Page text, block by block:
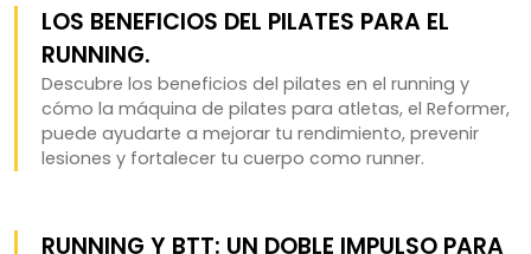
LOS BENEFICIOS DEL PILATES PARA EL
RUNNING.
Descubre los beneficios del pilates en el running y
cómo la máquina de pilates para atletas, el Reformer,
puede ayudarte a mejorar tu rendimiento, prevenir
lesiones y fortalecer tu cuerpo como runner.
RUNNING Y BTT: UN DOBLE IMPULSO PARA